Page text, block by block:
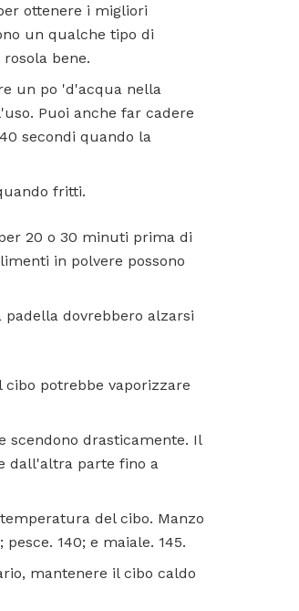
ottenere i migliori
un qualche tipo di
bene.
un po 'd'acqua nella
Puoi anche far cadere
secondi quando la
fritti.
20 o 30 minuti prima di
in polvere possono
dovrebbero alzarsi
potrebbe vaporizzare
scendono drasticamente. Il
dall'altra parte fino a
del cibo. Manzo
140; e maiale. 145.
mantenere il cibo caldo